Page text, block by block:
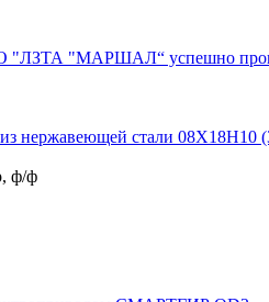
"ЛЗТА "МАРШАЛ“ успешно
нержавеющей стали 08Х18Н10
ф/ф